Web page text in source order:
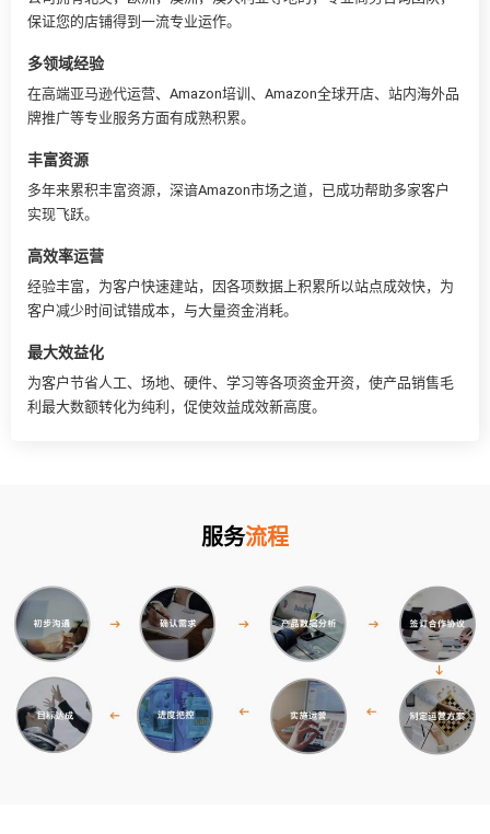
保证您的店铺得到一流专业运作。
多领域经验
在高端亚马逊代运营、Amazon培训、Amazon全球开店、站内海外品
牌推广等专业服务方面有成熟积累。
丰富资源
多年来累积丰富资源，深谙Amazon市场之道，已成功帮助多家客户
实现飞跃。
高效率运营
经验丰富，为客户快速建站，因各项数据上积累所以站点成效快，为
客户减少时间试错成本，与大量资金消耗。
最大效益化
为客户节省人工、场地、硬件、学习等各项资金开资，使产品销售毛
利最大数额转化为纯利，促使效益成效新高度。
服务流程